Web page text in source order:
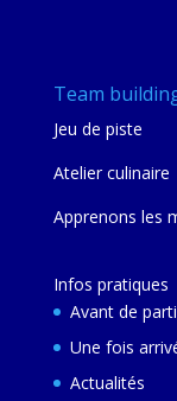
Team
Jeu de piste
Atelier culinaire
Apprenons les
Infos pratiques
Avant de
Une fois
Actualités